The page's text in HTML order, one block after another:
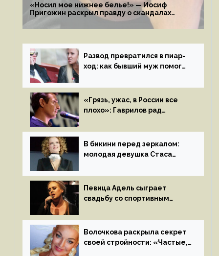
«Носил мое нижнее белье!» — Иосиф
Пригожин раскрыл правду о скандалах
с мужем своей экс-жены
Развод превратился в пиар-
ход: как бывший муж помог
«Грязь, ужас, в России все
плохо»: Гаврилов рад
иноагентов
В бикини перед зеркалом:
молодая девушка Стаса
на камеру
Певица Адель сыграет
свадьбу со спортивным
летом
Волочкова раскрыла секрет
своей стройности: «Частые,